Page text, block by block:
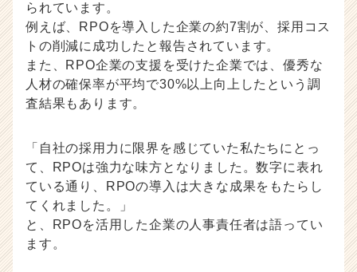
られています。
例えば、RPOを導入した企業の約7割が、採用コス
トの削減に成功したと報告されています。
また、RPO企業の支援を受けた企業では、優秀な
人材の確保率が平均で30%以上向上したという調
査結果もあります。
「自社の採用力に限界を感じていた私たちにとっ
て、RPOは強力な味方となりました。数字に表れ
ている通り、RPOの導入は大きな成果をもたらし
てくれました。」
と、RPOを活用した企業の人事責任者は語ってい
ます。